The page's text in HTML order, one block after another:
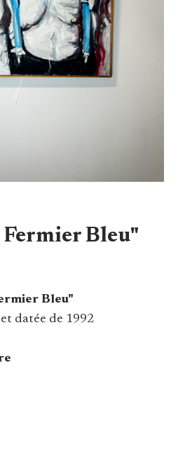
Fermier Bleu"
Bleu"
datée de 1992